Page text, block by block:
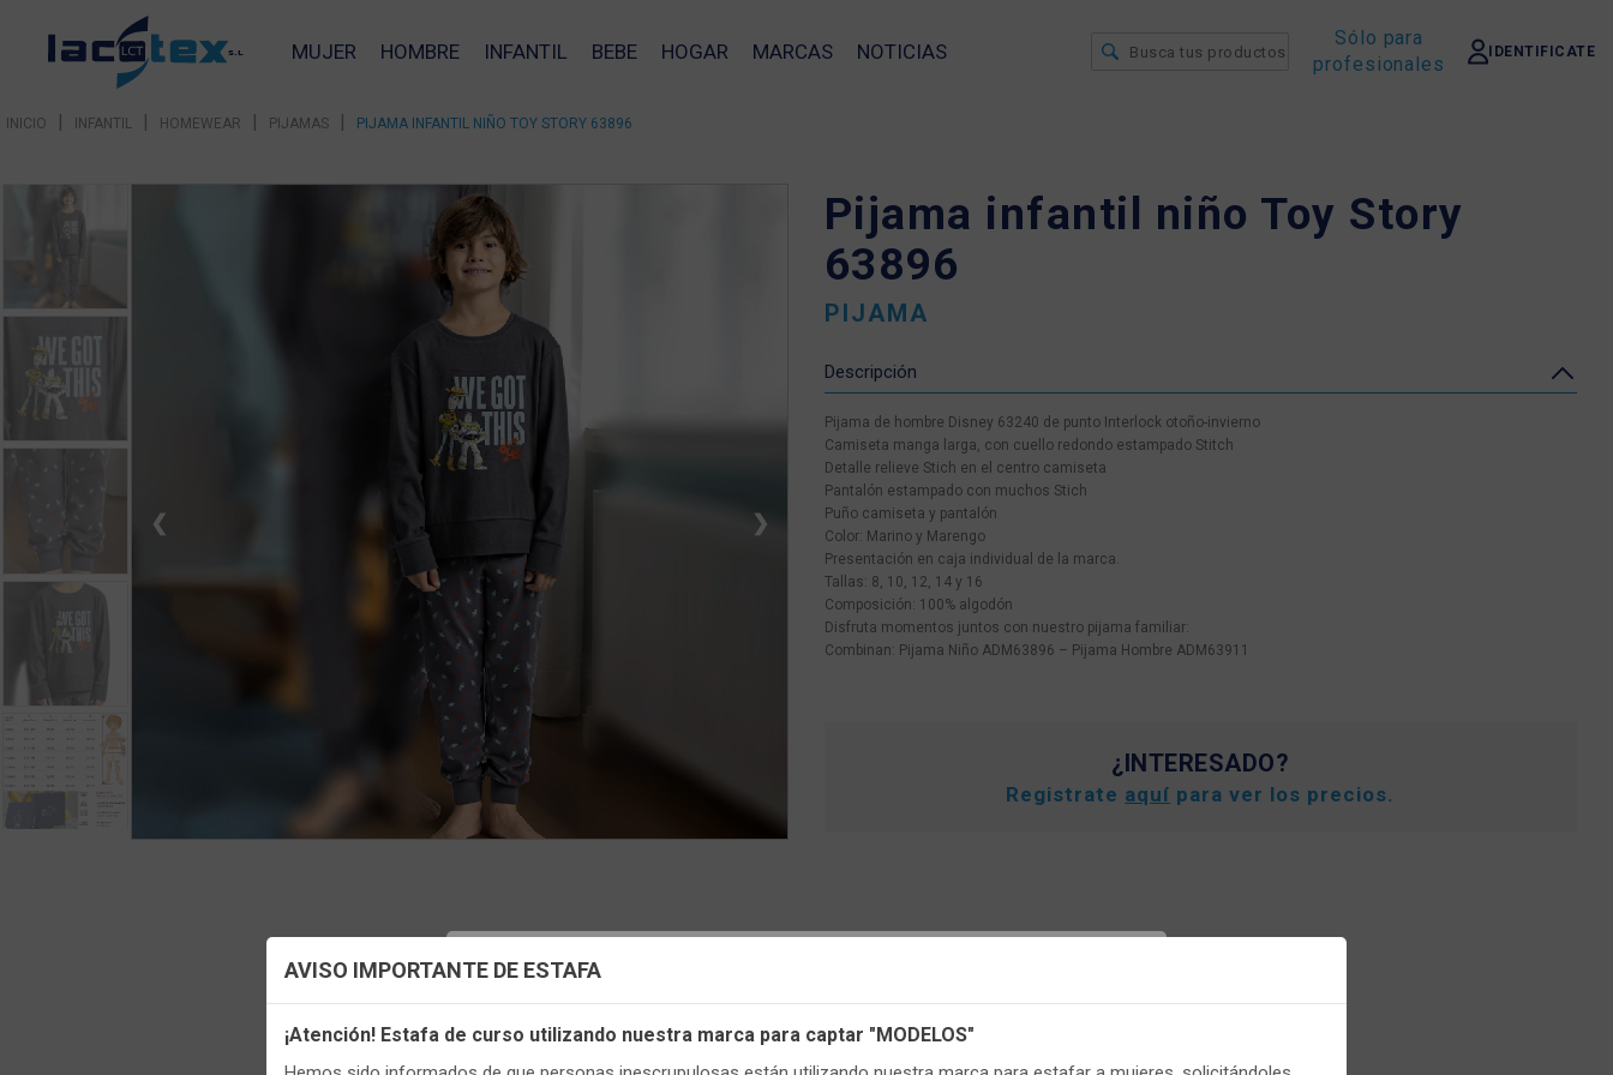
MUJER HOMBRE INFANTIL BEBE HOGAR MARCAS NOTICIAS
Sólo para
profesionales
IDENTIFICATE
INICIO | INFANTIL | HOMEWEAR | PIJAMAS | PIJAMA INFANTIL NIÑO TOY STORY 63896
❮ ❯
Pijama infantil niño Toy Story
63896
PIJAMA
Descripción
Pijama de hombre Disney 63240 de punto Interlock otoño-invierno
Camiseta manga larga, con cuello redondo estampado Stitch
Detalle relieve Stich en el centro camiseta
Pantalón estampado con muchos Stich
Puño camiseta y pantalón
Color: Marino y Marengo
Presentación en caja individual de la marca.
Tallas: 8, 10, 12, 14 y 16
Composición: 100% algodón
Disfruta momentos juntos con nuestro pijama familiar:
Combinan: Pijama Niño ADM63896 – Pijama Hombre ADM63911
¿INTERESADO?
Registrate aquí para ver los precios.
Configuración de cookies
Utilizamos cookies propias y de terceros, de sesión o persistentes, para hacer
AVISO IMPORTANTE DE ESTAFA
¡Atención! Estafa de curso utilizando nuestra marca para captar "MODELOS"